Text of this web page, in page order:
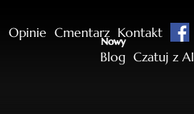
Opinie Cmentarz Kontakt
Blog
Nowy
Czatuj z AI